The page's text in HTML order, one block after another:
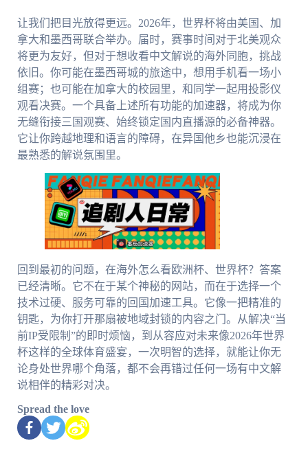
让我们把目光放得更远。2026年，世界杯将由美国、加
拿大和墨西哥联合举办。届时，赛事时间对于北美观众
将更为友好，但对于想收看中文解说的海外同胞，挑战
依旧。你可能在墨西哥城的旅途中，想用手机看一场小
组赛；也可能在加拿大的校园里，和同学一起用投影仪
观看决赛。一个具备上述所有功能的加速器，将成为你
无缝衔接三国观赛、始终锁定国内直播源的必备神器。
它让你跨越地理和语言的障碍，在异国他乡也能沉浸在
最熟悉的解说氛围里。
回到最初的问题，在海外怎么看欧洲杯、世界杯？答案
已经清晰。它不在于某个神秘的网站，而在于选择一个
技术过硬、服务可靠的回国加速工具。它像一把精准的
钥匙，为你打开那扇被地域封锁的内容之门。从解决“当
前IP受限制”的即时烦恼，到从容应对未来像2026年世界
杯这样的全球体育盛宴，一次明智的选择，就能让你无
论身处世界哪个角落，都不会再错过任何一场有中文解
说相伴的精彩对决。
Spread the love